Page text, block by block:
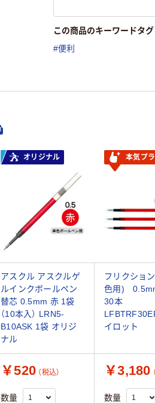
この商品のキーワードタグ
#便利
オリジナル 本気プ
アスクル アスクルゲ
ルインクボールペン
替芯 0.5mm 赤 1袋
（10本入） LRN5-
B10ASK 1袋 オリジ
ナル
フリクショ
色用)
30本
イロット
￥520 （税込）
数量
￥3,180
数量